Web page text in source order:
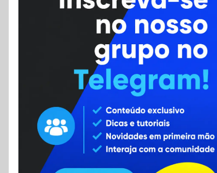
Enviar Dica
Contato
RSS